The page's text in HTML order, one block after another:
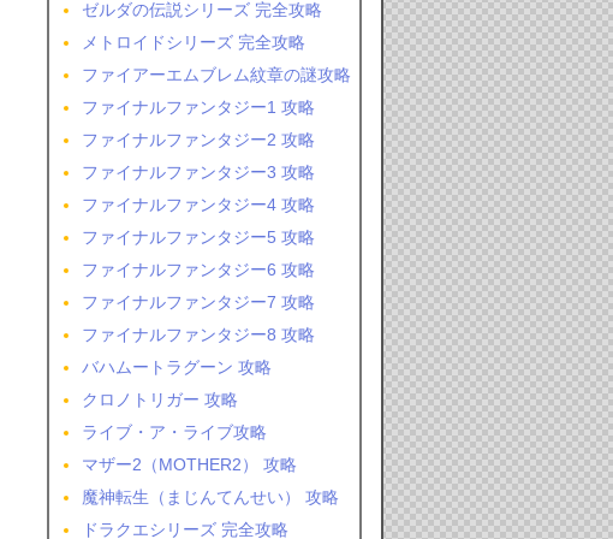
ゼルダの伝説シリーズ 完全攻略
メトロイドシリーズ 完全攻略
ファイアーエムブレム紋章の謎攻略
ファイナルファンタジー1 攻略
ファイナルファンタジー2 攻略
ファイナルファンタジー3 攻略
ファイナルファンタジー4 攻略
ファイナルファンタジー5 攻略
ファイナルファンタジー6 攻略
ファイナルファンタジー7 攻略
ファイナルファンタジー8 攻略
バハムートラグーン 攻略
クロノトリガー 攻略
ライブ・ア・ライブ攻略
マザー2（MOTHER2） 攻略
魔神転生（まじんてんせい） 攻略
ドラクエシリーズ 完全攻略